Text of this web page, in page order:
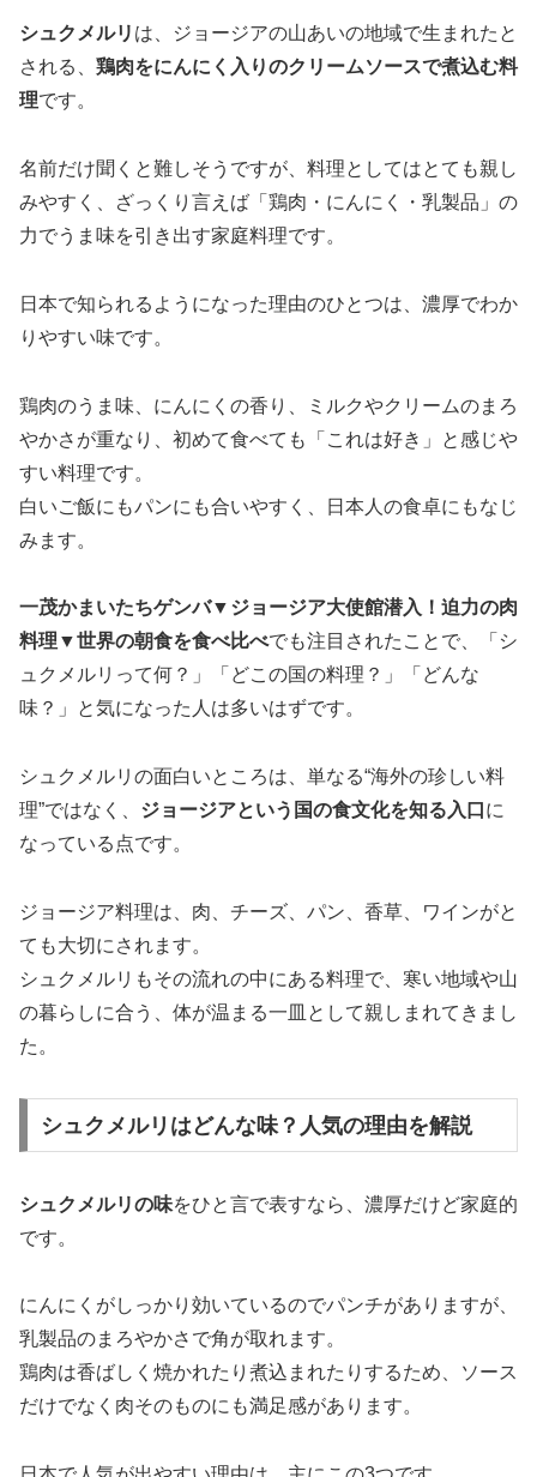
シュクメルリ は、ジョージアの山あいの地域で生まれたと
される、 鶏肉をにんにく入りのクリームソースで煮込む料
理です。
名前だけ聞くと難しそうですが、料理としてはとても親し
みやすく、ざっくり言えば「鶏肉・にんにく・乳製品」の
力でうま味を引き出す家庭料理です。
日本で知られるようになった理由のひとつは、濃厚でわか
りやすい味です。
鶏肉のうま味、にんにくの香り、ミルクやクリームのまろ
やかさが重なり、初めて食べても「これは好き」と感じや
すい料理です。
白いご飯にもパンにも合いやすく、日本人の食卓にもなじ
みます。
一茂かまいたちゲンバ▼ジョージア大使館潜入！迫力の肉
料理▼世界の朝食を食べ比べでも注目されたことで、「シ
ュクメルリって何？」「どこの国の料理？」「どんな
味？」と気になった人は多いはずです。
シュクメルリの面白いところは、単なる“海外の珍しい料
理”ではなく、 ジョージアという国の食文化を知る入口 に
なっている点です。
ジョージア料理は、肉、チーズ、パン、香草、ワインがと
ても大切にされます。
シュクメルリもその流れの中にある料理で、寒い地域や山
の暮らしに合う、体が温まる一皿として親しまれてきまし
た。
シュクメルリはどんな味？人気の理由を解説
シュクメルリの味をひと言で表すなら、濃厚だけど家庭的
です。
にんにくがしっかり効いているのでパンチがありますが、
乳製品のまろやかさで角が取れます。
鶏肉は香ばしく焼かれたり煮込まれたりするため、ソース
だけでなく肉そのものにも満足感があります。